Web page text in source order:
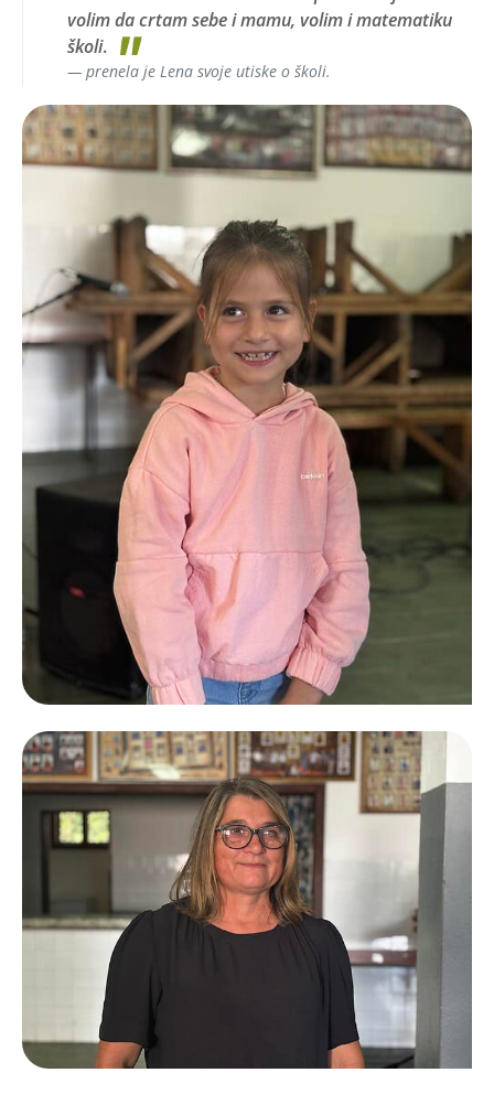
volim da crtam sebe i mamu, volim i matematiku
školi.
prenela je Lena svoje utiske o školi.